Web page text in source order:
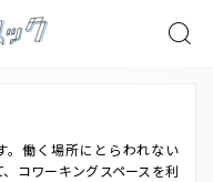
。働く場所にとらわれない
コワーキングスペースを利